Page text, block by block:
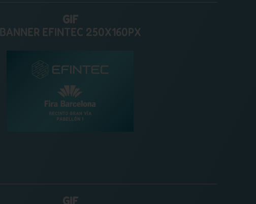
GIF
BANNER EFINTEC 250X160PX
GIF